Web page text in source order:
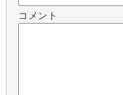
コメント